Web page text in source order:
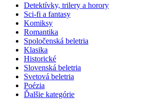
Detektívky, trilery a horory
Sci-fi a fantasy
Komiksy
Romantika
Spoločenská beletria
Klasika
Historické
Slovenská beletria
Svetová beletria
Poézia
Ďalšie kategórie